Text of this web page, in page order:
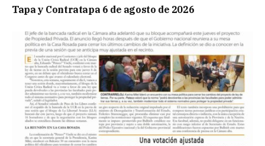
Tapa y Contratapa 6 de agosto de 2026